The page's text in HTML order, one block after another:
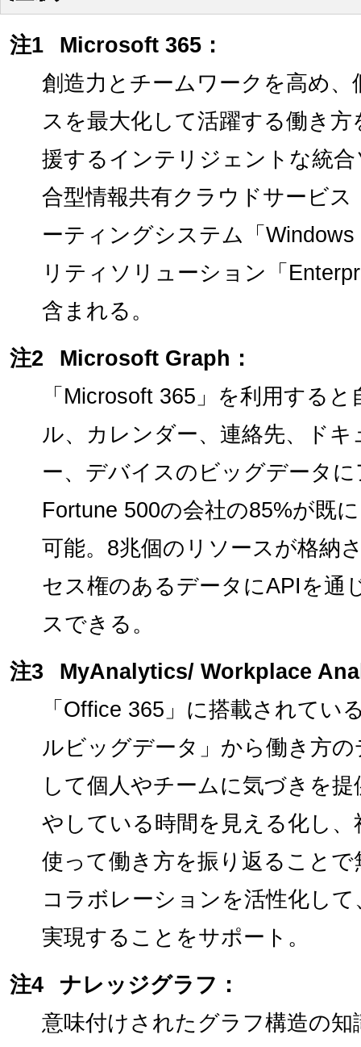
注1
Microsoft 365：
創造力とチームワークを高め
スを最大化して活躍する働き
援するインテリジェントな統
合型情報共有クラウドサービ
ーティングシステム「
リティソリューション「
含まれる。
注2
Microsoft Graph：
「Microsoft 365」を利用する
ル、カレンダー、連絡先、ド
ー、デバイスのビッグデータ
Fortune 500の会社の85%が既
可能。8兆個のリソースが格納
セス権のあるデータにAPIを通
スできる。
注3
MyAnalytics/ Workplace
「Office 365」に搭載されてい
ルビッグデータ」から働き方
して個人やチームに気づきを
やしている時間を見える化し
使って働き方を振り返ること
コラボレーションを活性化し
実現することをサポート。
注4
ナレッジグラフ：
意味付けされたグラフ構造の